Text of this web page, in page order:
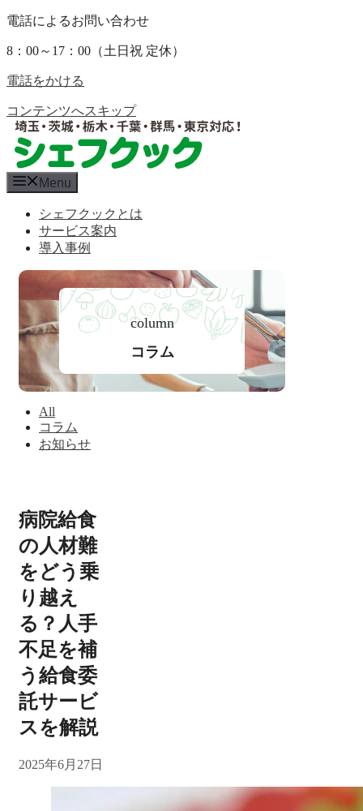
電話によるお問い合わせ
8：00～17：00（土日祝 定休）
電話をかける
コンテンツへスキップ
Menu
シェフクックとは
サービス案内
導入事例
column
コラム
All
コラム
お知らせ
病院給食
の人材難
をどう乗
り越え
る？人手
不足を補
う給食委
託サービ
スを解説
2025年6月27日